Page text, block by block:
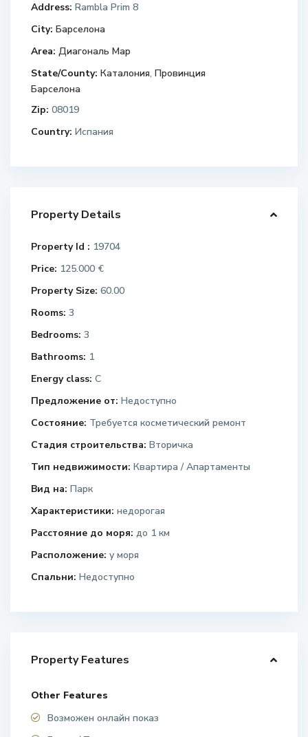
Address: Rambla Prim 8
City: Барселона
Area: Диагональ Мар
State/County: Каталония,Провинция
Барселона
Zip: 08019
Country: Испания
Property Details
Property Id : 19704
Price: 125.000 €
Property Size: 60.00
Rooms: 3
Bedrooms: 3
Bathrooms: 1
Energy class: C
Предложение от: Недоступно
Состояние: Требуется косметический ремонт
Стадия строительства: Вторичка
Тип недвижимости: Квартира / Апартаменты
Вид на: Парк
Характеристики: недорогая
Расстояние до моря: до 1 км
Расположение: у моря
Спальни: Недоступно
Property Features
Other Features
Возможен онлайн показ